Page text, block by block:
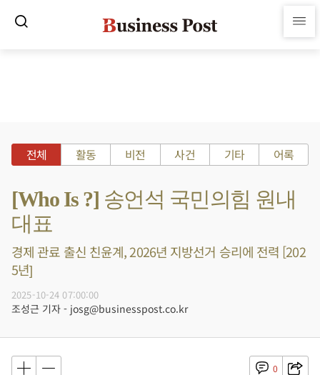
전체 활동 비전 사건 기타 어록
[Who Is ?] 송언석 국민의힘 원내
대표
경제 관료 출신 친윤계, 2026년 지방선거 승리에 전력 [202
5년]
2025-10-24 07:00:00
조성근 기자 - josg@businesspost.co.kr
0